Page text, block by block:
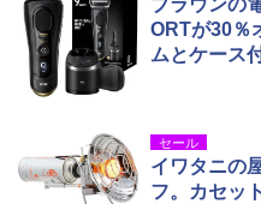
ORTが30％
ムとケース
セール
イワタニの
フ。カセッ